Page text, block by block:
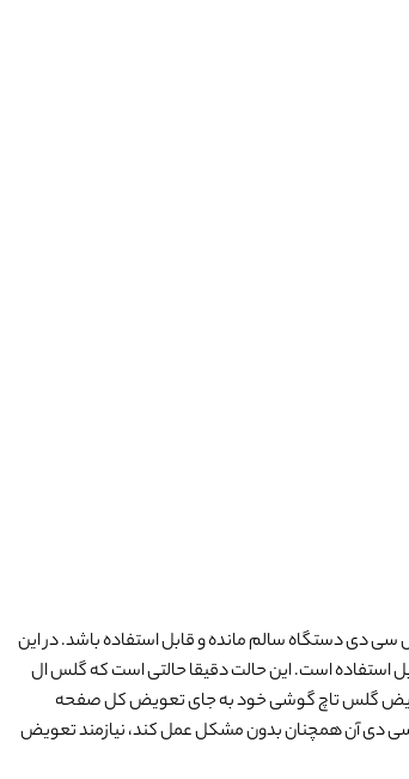
دی دستگاه سالم مانده و قابل استفاده باشد. در این
است. این حالت دقیقا حالتی است که گلس ال
تعویض گلس تاچ گوشی خود به جای تعویض کل صفحه
سی دی آن همچنان بدون مشکل عمل کند، نیازمند تعویض